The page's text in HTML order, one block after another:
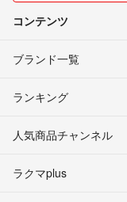
コンテンツ
ブランド一覧
ランキング
人気商品チャンネル
ラクマplus